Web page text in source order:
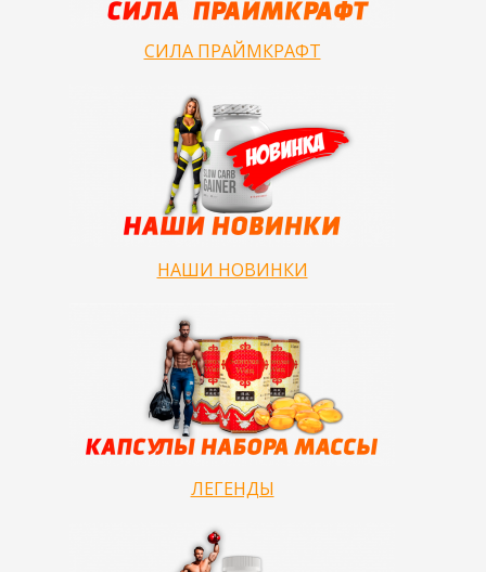
СИЛА ПРАЙМКРАФТ
НАШИ НОВИНКИ
ЛЕГЕНДЫ